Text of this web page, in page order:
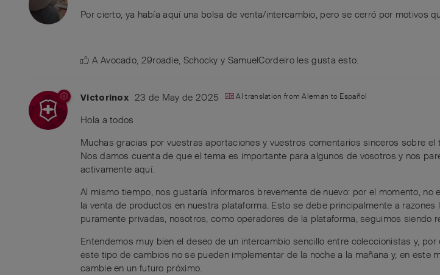
Por cierto, ya había aquí una bolsa de venta/intercambio, pero se cerró por motivos
A Avocado, 29roadie, Schocky y SamuelCordeiroles gusta esto.
Victorinox 23 de May de 2025 AI translation fromAlemán to Español
Hola a todos
Muchas gracias por vuestras aportaciones y vuestros comentarios sinceros sobre
Nos damos cuenta de que el tema es importante para algunos de vosotros y nos
activamente aquí.
Al mismo tiempo, nos gustaría informaros brevemente de nuevo: por el momento,
la venta de productos en nuestra plataforma. Esto se debe principalmente a
puramente privadas, nosotros, como operadores de la plataforma, seguimos siendo
Entendemos muy bien el deseo de un intercambio sencillo entre coleccionistas y,
este tipo de cambios no se pueden implementar de la noche a la mañana y, en este
cambie en un futuro próximo.